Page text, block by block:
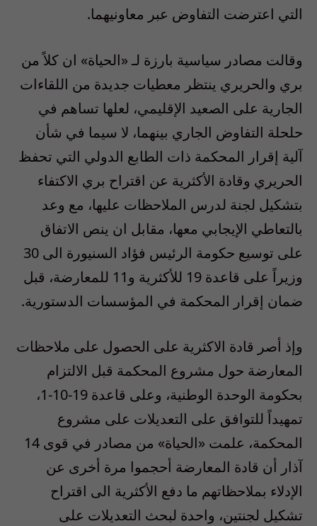
التي اعترضت التفاوض عبر معاونيهما.
وقالت مصادر سياسية بارزة لـ «الحياة» ان كلاً من
بري والحريري ينتظر معطيات جديدة من اللقاءات
الجارية على الصعيد الإقليمي، لعلها تساهم في
حلحلة التفاوض الجاري بينهما، لا سيما في شأن
آلية إقرار المحكمة ذات الطابع الدولي التي تحفظ
الحريري وقادة الأكثرية عن اقتراح بري الاكتفاء
بتشكيل لجنة لدرس الملاحظات عليها، مع وعد
بالتعاطي الإيجابي معها، مقابل ان ينص الاتفاق
على توسيع حكومة الرئيس فؤاد السنيورة الى 30
وزيراً على قاعدة 19 للأكثرية و11 للمعارضة، قبل
ضمان إقرار المحكمة في المؤسسات الدستورية.
وإذ أصر قادة الاكثرية على الحصول على ملاحظات
المعارضة حول مشروع المحكمة قبل الالتزام
بحكومة الوحدة الوطنية، وعلى قاعدة 19-10-1،
تمهيداً للتوافق على التعديلات على مشروع
المحكمة، علمت «الحياة» من مصادر في قوى 14
آذار أن قادة المعارضة أحجموا مرة أخرى عن
الإدلاء بملاحظاتهم ما دفع الأكثرية الى اقتراح
تشكيل لجنتين، واحدة لبحث التعديلات على